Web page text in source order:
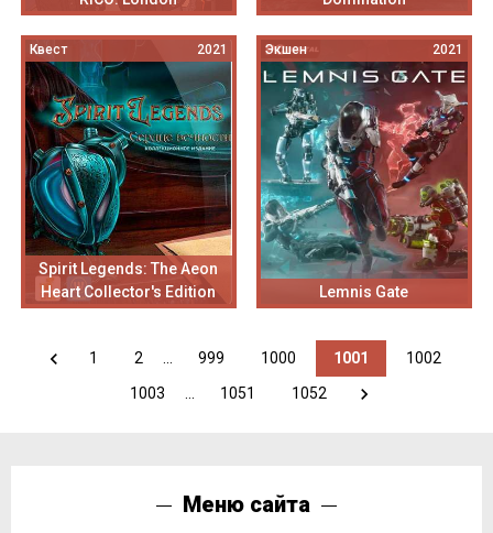
Квест 2021
Spirit Legends: The Aeon
Heart Collector's Edition
Экшен 2021
Lemnis Gate
1 2 999 1000 1001
1002
1003
1051 1052
Меню сайта